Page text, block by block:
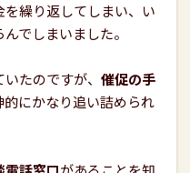
を繰り返してしまい、い
でしまいました。
たのですが、 催促の手
にかなり追い詰められ